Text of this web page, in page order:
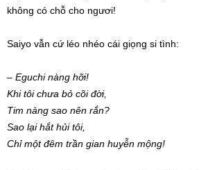
không có chỗ cho ngươi!
Saiyo vẫn cứ léo nhéo cái giọng si tình:
– Eguchi nàng hỡi!
Khi tôi chưa bỏ cõi đời,
Tim nàng sao nên rắn?
Sao lạihắt hủitôi,
Chỉ một đêm trần gian huyễn mộng!